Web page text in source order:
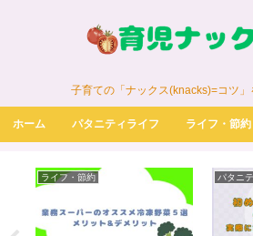
子育ての「ナックス(knacks)=コツ
ホーム パタニティライフ ライフ・節約
ライフ・節約 パタニ